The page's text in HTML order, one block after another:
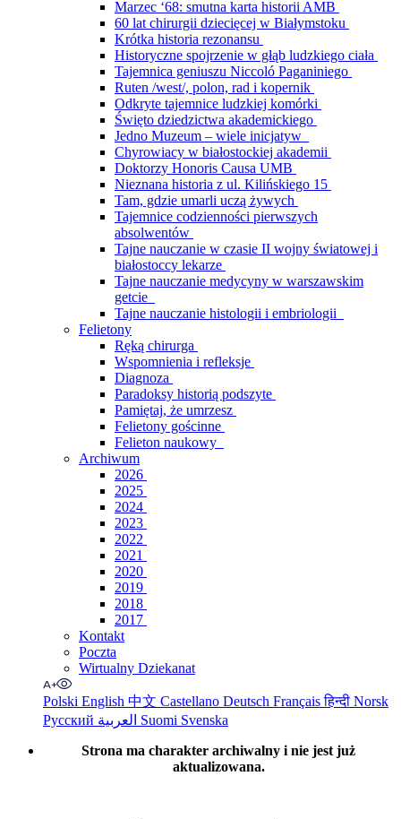
Marzec ‘68: smutna karta historii AMB
60 lat chirurgii dziecięcej w Białymstoku
Krótka historia rezonansu
Historyczne spojrzenie w głąb ludzkiego ciała
Tajemnica geniuszu Niccoló Paganiniego
Ruten /west/, polon, rad i kopernik
Odkryte tajemnice ludzkiej komórki
Święto dziedzictwa akademickiego
Jedno Muzeum – wiele inicjatyw
Chyrowiacy w białostockiej akademii
Doktorzy Honoris Causa UMB
Nieznana historia z ul. Kilińskiego 15
Tam, gdzie umarli uczą żywych
Tajemnice codzienności pierwszych
absolwentów
Tajne nauczanie w czasie II wojny światowej i
białostoccy lekarze
Tajne nauczanie medycyny w warszawskim
getcie
Tajne nauczanie histologii i embriologii
Felietony
Ręką chirurga
Wspomnienia i refleksje
Diagnoza
Paradoksy historią podszyte
Pamiętaj, że umrzesz
Felietony gościnne
Felieton naukowy
Archiwum
2026
2025
2024
2023
2022
2021
2020
2019
2018
2017
Kontakt
Poczta
Wirtualny Dziekanat
Polski English 中文 Castellano Deutsch Françaisहिन्दी Norsk
Русский
Suomi Svenska
Strona ma charakter archiwalny i nie jest już
aktualizowana.